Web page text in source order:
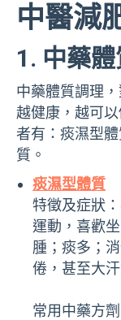
中醫減
1. 中藥
中藥體質調理
越健康，越可
者有：痰濕型
質。
痰濕型體質
特徵及症狀
運動，喜歡
腫；痰多；
倦，甚至大
常用中藥方